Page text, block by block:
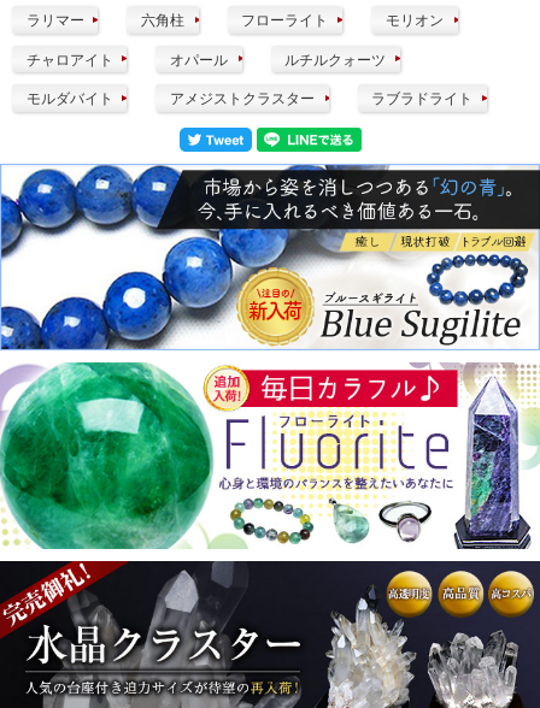
ラリマー 六角柱 フローライト モリオン
チャロアイト オパール ルチルクォーツ
モルダバイト アメジストクラスター ラブラドライト